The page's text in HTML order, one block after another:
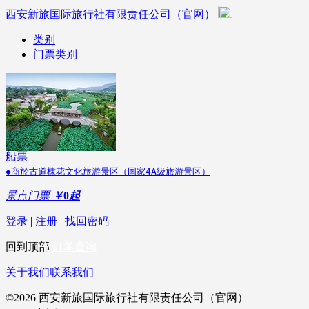
西安新旅国际旅行社有限责任公司（官网）
类别
门票类别
不限
景点门票
演出票
船票
◆商於古道棣花文化旅游景区（国家4A级旅游景区）
景点门票 ￥0起
登录 | 注册 | 找回密码
回到顶部
关于我们联系我们
©2026 西安新旅国际旅行社有限责任公司（官网）